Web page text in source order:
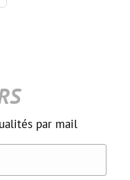
par mail